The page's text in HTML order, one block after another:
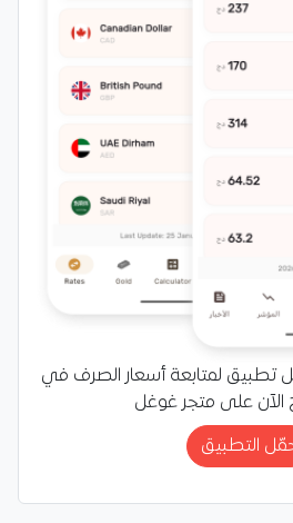
تطبيق لمتابعة أسعار الصرف في
الآن على متجر غوغل
التطبيق